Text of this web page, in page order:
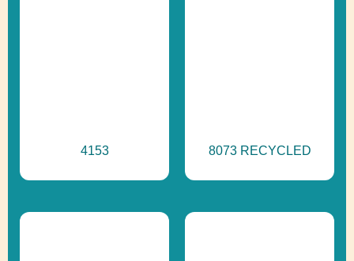
4153 8073 RECYCLED